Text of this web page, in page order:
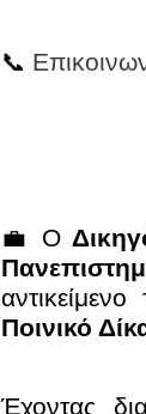
📞
💼 Ο
Ποινικό
Έχοντας